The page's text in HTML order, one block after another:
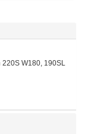
220S W180, 190SL